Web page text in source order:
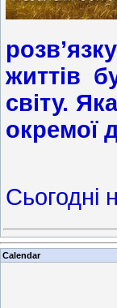
життів
світу.
окремої
Сьогодні
Calendar